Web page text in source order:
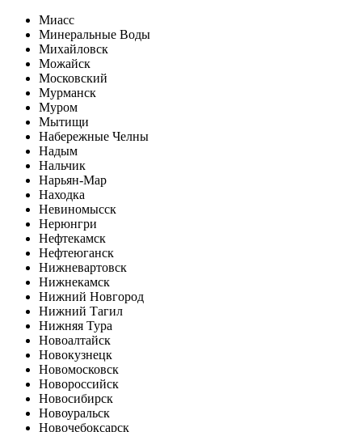
Миасс
Минеральные Воды
Михайловск
Можайск
Московский
Мурманск
Муром
Мытищи
Набережные Челны
Надым
Нальчик
Нарьян-Мар
Находка
Невиномысск
Нерюнгри
Нефтекамск
Нефтеюганск
Нижневартовск
Нижнекамск
Нижний Новгород
Нижний Тагил
Нижняя Тура
Новоалтайск
Новокузнецк
Новомосковск
Новороссийск
Новосибирск
Новоуральск
Новочебоксарск